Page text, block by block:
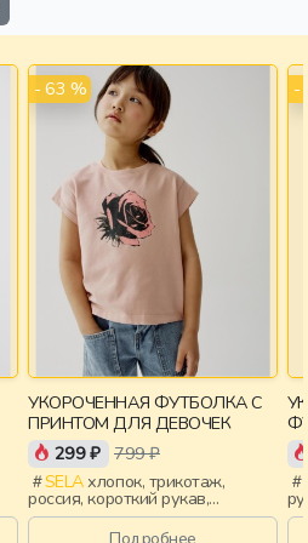
- 63 %
УКОРОЧЕННАЯ ФУТБОЛКА С
ПРИНТОМ ДЛЯ ДЕВОЧЕК
299 ₽ 799 ₽
SELAхлопок, трикотаж,
россия, короткий рукав,
укороченные, короткие,
прилегающие, принт, вырез,
Подробнее
-